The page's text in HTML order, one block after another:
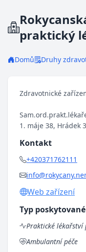
praktický
Domů Druhy
Zdravotnické
1. máje 38, Hrádek
Kontakt
+420371762111
Web zařízení
Typ
Praktické
Ambulantní péče